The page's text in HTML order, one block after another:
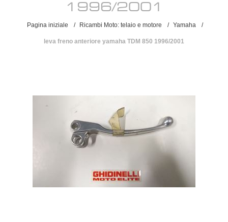
1996/2001
Pagina iniziale / Ricambi Moto: telaio e motore / Yamaha /
leva freno anteriore yamaha TDM 850 1996/2001